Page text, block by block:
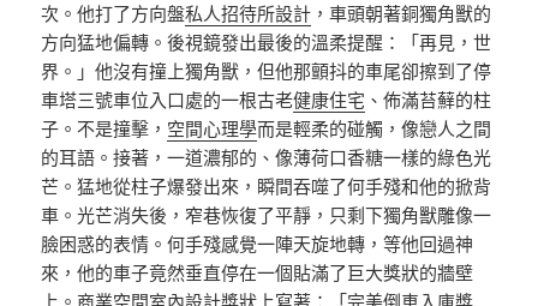
次。他打了方向盤私人招待所設計 ，車頭朝著銅獨角獸的
方向猛地偏轉。後視鏡發出最後的溫柔提醒：「再見，世
界。」他沒有撞上獨角獸，但他那顫抖的車尾卻擦到了停
車塔三號車位入口處的一根古老健康住宅 、佈滿苔蘚的柱
子。不是撞擊， 空間心理學而是輕柔的碰觸，像戀人之間
的耳語。接著，一道濃郁的、像薄荷口香糖一樣的綠色光
芒。猛地從柱子爆發出來，瞬間吞噬了何手殘和他的掀背
車。光芒消失後，窄巷恢復了平靜，只剩下獨角獸雕像一
臉困惑的表情。何手殘感覺一陣天旋地轉，等他回過神
來，他的車子竟然垂直停在一個貼滿了巨大獎狀的牆壁